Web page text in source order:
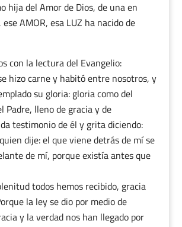
hija del Amor de Dios, de una en
AMOR, esa LUZ ha nacido de
con la lectura del Evangelio:
hizo carne y habitó entre nosotros, y
su gloria: gloria como del
Padre, lleno de gracia y de
testimonio de él y grita diciendo:
dije: el que viene detrás de mí se
de mí, porque existía antes que
todos hemos recibido, gracia
la ley se dio por medio de
y la verdad nos han llegado por